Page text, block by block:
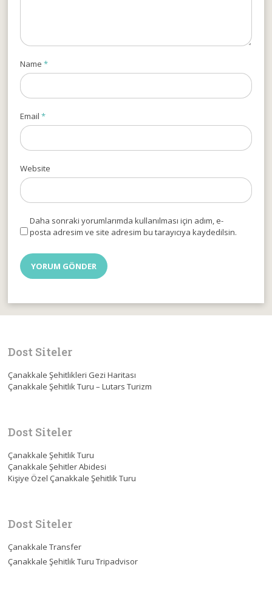
Name*
Email*
Website
Daha sonraki yorumlarımda kullanılması için adım, e-
posta adresim ve site adresim bu tarayıcıya kaydedilsin.
Dost Siteler
Çanakkale Şehitlikleri Gezi Haritası
Çanakkale Şehitlik Turu – Lutars Turizm
Dost Siteler
Çanakkale Şehitlik Turu
Çanakkale Şehitler Abidesi
Kişiye Özel Çanakkale Şehitlik Turu
Dost Siteler
Çanakkale Transfer
Çanakkale Şehitlik Turu Tripadvisor